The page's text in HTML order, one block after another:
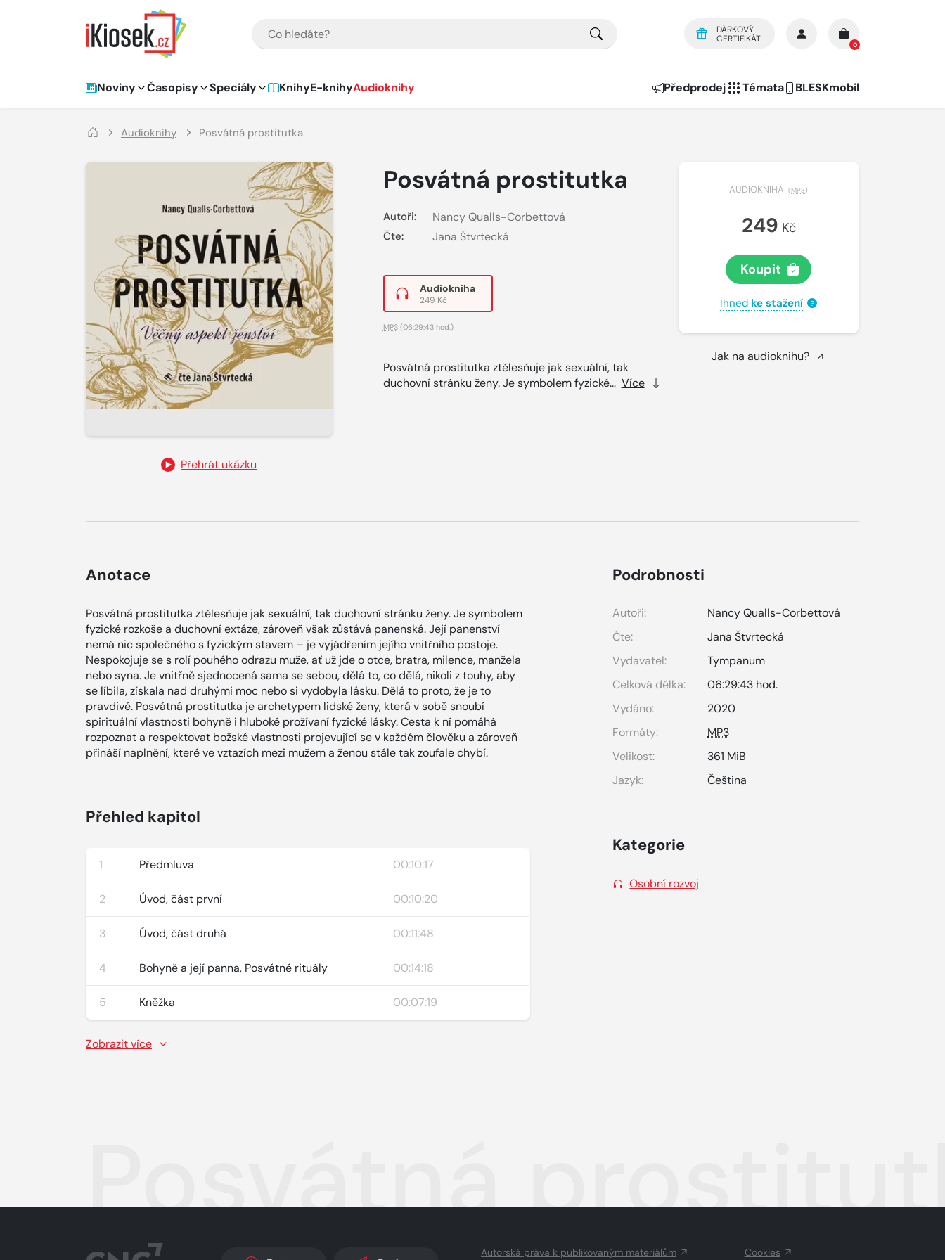
DÁRKOVÝ
CERTIFIKÁT
0
Hlavní navigace
Noviny Časopisy Speciály KnihyE-knihyAudioknihy Předprodej Témata BLESKmobil
Audioknihy Posvátná prostitutka
Přehrát ukázku
Posvátná prostitutka
Autoři: Nancy Qualls-Corbettová
Čte: Jana Štvrtecká
Audiokniha
249 Kč
MP3(06:29:43 hod.)
Posvátná prostitutka ztělesňuje jak sexuální, tak
duchovní stránku ženy. Je symbolem fyzické... Více
AUDIOKNIHA (MP3)
249 Kč
Koupit
Ihned ke stažení ?
Jak na audioknihu?
Anotace
Posvátná prostitutka ztělesňuje jak sexuální, tak duchovní stránku ženy. Je symbolem
fyzické rozkoše a duchovní extáze, zároveň však zůstává panenská. Její panenství
nemá nic společného s fyzickým stavem – je vyjádřením jejího vnitřního postoje.
Nespokojuje se s rolí pouhého odrazu muže, ať už jde o otce, bratra, milence, manžela
nebo syna. Je vnitřně sjednocená sama se sebou, dělá to, co dělá, nikoli z touhy, aby
se líbila, získala nad druhými moc nebo si vydobyla lásku. Dělá to proto, že je to
pravdivé. Posvátná prostitutka je archetypem lidské ženy, která v sobě snoubí
spirituální vlastnosti bohyně i hluboké prožívaní fyzické lásky. Cesta k ní pomáhá
rozpoznat a respektovat božské vlastnosti projevující se v každém člověku a zároveň
přináší naplnění, které ve vztazích mezi mužem a ženou stále tak zoufale chybí.
Přehled kapitol
1 Předmluva 00:10:17
2 Úvod, část první 00:10:20
3 Úvod, část druhá 00:11:48
4 Bohyně a její panna, Posvátné rituály 00:14:18
5 Kněžka 00:07:19
Zobrazit více
Podrobnosti
Autoři:
Nancy Qualls-Corbettová
Čte:
Jana Štvrtecká
Vydavatel:
Tympanum
Celková délka:
06:29:43 hod.
Vydáno:
2020
Formáty:
MP3
Velikost:
361 MiB
Jazyk:
Čeština
Kategorie
Osobní rozvoj
Posvátná
Autorská práva k publikovaným materiálům Cookies